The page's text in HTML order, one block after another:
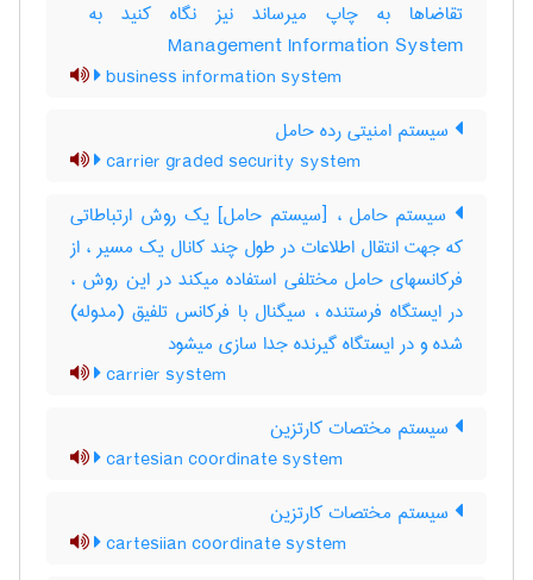
Management Information System
business information system
سیستم امنیتی رده حامل
carrier graded security system
سیستم حامل ، [سیستم حامل] یک روش ارتباطاتی
که جهت انتقال اطلاعات در طول چند کانال یک مسیر ، از
فرکانسهای حامل مختلفی استفاده میکند در این روش ،
در ایستگاه فرستنده ، سیگنال با فرکانس تلفیق (مدوله)
شده و در ایستگاه گیرنده جدا سازی میشود
carrier system
سیستم مختصات کارتزین
cartesian coordinate system
سیستم مختصات کارتزین
cartesiian coordinate system